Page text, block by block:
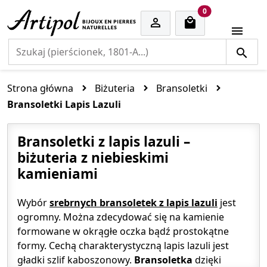

0cart items

Strona główna Biżuteria
Bransoletki
Bransoletki Lapis Lazuli
Bransoletki z lapis lazuli –
biżuteria z niebieskimi
kamieniami
Wybórsrebrnych bransoletek z lapis lazuli jest
ogromny. Można zdecydować się na kamienie
formowane w okrągłe oczka bądź prostokątne
formy. Cechą charakterystyczną lapis lazuli jest
gładki szlif kaboszonowy. Bransoletka dzięki